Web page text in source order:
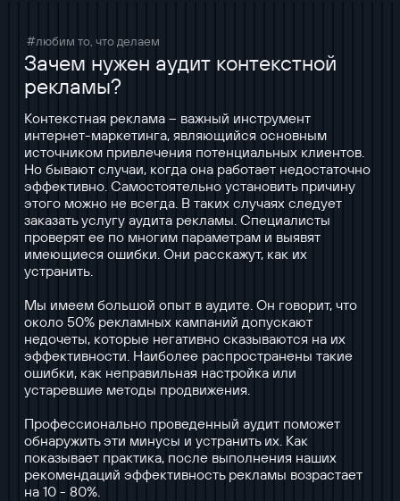
#любим то, что делаем
Зачем нужен аудит контекстной
рекламы?
Контекстная реклама – важный инструмент
интернет-маркетинга, являющийся основным
источником привлечения потенциальных клиентов.
Но бывают случаи, когда она работает недостаточно
эффективно. Самостоятельно установить причину
этого можно не всегда. В таких случаях следует
заказать услугу аудита рекламы. Специалисты
проверят ее по многим параметрам и выявят
имеющиеся ошибки. Они расскажут, как их
устранить.
Мы имеем большой опыт в аудите. Он говорит, что
около 50% рекламных кампаний допускают
недочеты, которые негативно сказываются на их
эффективности. Наиболее распространены такие
ошибки, как неправильная настройка или
устаревшие методы продвижения.
Профессионально проведенный аудит поможет
обнаружить эти минусы и устранить их. Как
показывает практика, после выполнения наших
рекомендаций эффективность рекламы возрастает
на 10 - 80%.